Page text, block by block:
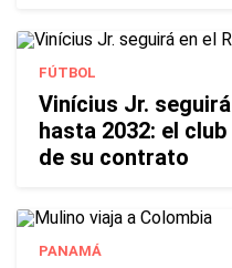
FÚTBOL
Vinícius Jr.
hasta 2032: el
de su contrato
PANAMÁ